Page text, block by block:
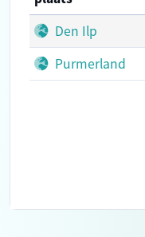
Den Ilp
Purmerland